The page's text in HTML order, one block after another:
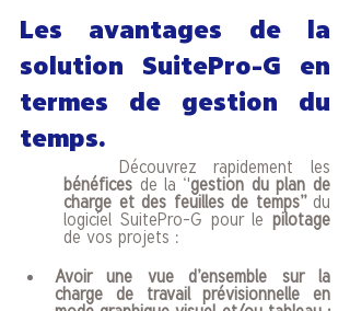
Les avantages de la
solution SuitePro-G en
termes de gestion du
temps.
bénéfices de la ‘'gestion du plan de
charge et des feuilles de temps’’ du
logiciel SuitePro-G pour le
de vos projets :
Avoir une vue d’ensemble sur la
charge de travail prévisionnelle en